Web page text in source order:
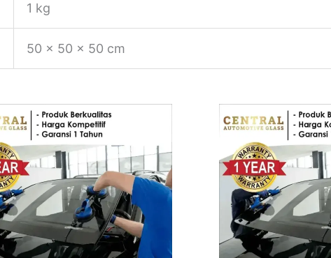
1 kg
50 × 50 × 50 cm